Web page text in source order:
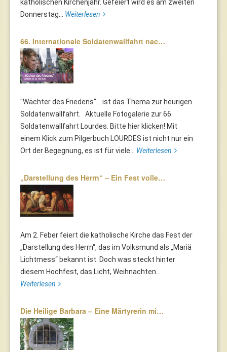
katholischen Kirchenjahr. Gefeiert wird es am zweiten
Donnerstag... Weiterlesen
66. Internationale Soldatenwallfahrt nac…
"Wächter des Friedens"... ist das Thema zur heurigen
Soldatenwallfahrt. Aktuelle Fotogalerie zur 66.
Soldatenwallfahrt Lourdes. Bitte hier klicken! Mit
einem Klick zum Pilgerbuch LOURDES ist nicht nur ein
Ort der Begegnung, es ist für viele... Weiterlesen
„Darstellung des Herrn“ – Ein Fest volle…
Am 2. Feber feiert die katholische Kirche das Fest der
„Darstellung des Herrn“, das im Volksmund als „Mariä
Lichtmess“ bekannt ist. Doch was steckt hinter
diesem Hochfest, das Licht, Weihnachten...
Weiterlesen
Die Heilige Barbara – Eine Märtyrerin mi…